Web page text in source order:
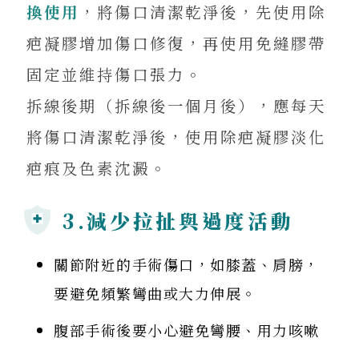
換使用 ，將傷口清潔乾淨後，先使用除
疤凝膠增加傷口修復，再使用免縫膠帶
固定並維持傷口張力。
拆線後期（拆線後一個月後），應每天
將傷口清潔乾淨後，使用除疤凝膠淡化
疤痕及色素沈澱。
3.減少拉扯與過度活動
關節附近的手術傷口，如膝蓋、肩膀，
要避免頻繁彎曲或大力伸展。
腹部手術後要小心避免彎腰、用力咳嗽